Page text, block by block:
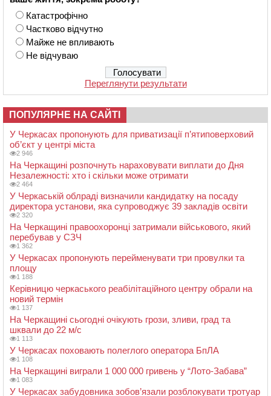
Катастрофічно
Частково відчутно
Майже не впливають
Не відчуваю
Переглянути результати
ПОПУЛЯРНЕ НА САЙТІ
У Черкасах пропонують для приватизації п’ятиповерховий
об’єкт у центрі міста
2 946
На Черкащині розпочнуть нараховувати виплати до Дня
Незалежності: хто і скільки може отримати
2 464
У Черкаській облраді визначили кандидатку на посаду
директора установи, яка супроводжує 39 закладів освіти
2 320
На Черкащині правоохоронці затримали військового, який
перебував у СЗЧ
1 362
У Черкасах пропонують перейменувати три провулки та
площу
1 188
Керівницю черкаського реабілітаційного центру обрали на
новий термін
1 137
На Черкащині сьогодні очікують грози, зливи, град та
шквали до 22 м/с
1 113
У Черкасах поховають полеглого оператора БпЛА
1 108
На Черкащині виграли 1 000 000 гривень у “Лото-Забава”
1 083
У Черкасах забудовника зобов’язали розблокувати тротуар